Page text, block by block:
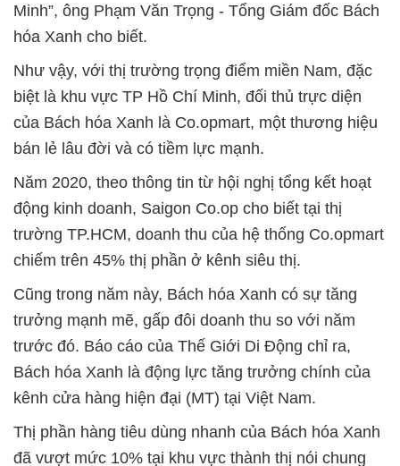
Minh”, ông Phạm Văn Trọng - Tổng Giám đốc Bách
hóa Xanh cho biết.
Như vậy, với thị trường trọng điểm miền Nam, đặc
biệt là khu vực TP Hồ Chí Minh, đối thủ trực diện
của Bách hóa Xanh là Co.opmart, một thương hiệu
bán lẻ lâu đời và có tiềm lực mạnh.
Năm 2020, theo thông tin từ hội nghị tổng kết hoạt
động kinh doanh, Saigon Co.op cho biết tại thị
trường TP.HCM, doanh thu của hệ thống Co.opmart
chiếm trên 45% thị phần ở kênh siêu thị.
Cũng trong năm này, Bách hóa Xanh có sự tăng
trưởng mạnh mẽ, gấp đôi doanh thu so với năm
trước đó. Báo cáo của Thế Giới Di Động chỉ ra,
Bách hóa Xanh là động lực tăng trưởng chính của
kênh cửa hàng hiện đại (MT) tại Việt Nam.
Thị phần hàng tiêu dùng nhanh của Bách hóa Xanh
đã vượt mức 10% tại khu vực thành thị nói chung